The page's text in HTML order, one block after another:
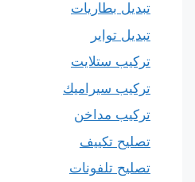
تبديل بطاريات
تبديل تواير
تركيب ستلايت
تركيب سيراميك
تركيب مداخن
تصليح تكييف
تصليح تلفونات